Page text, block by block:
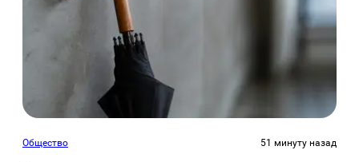
Общество 51 минуту назад